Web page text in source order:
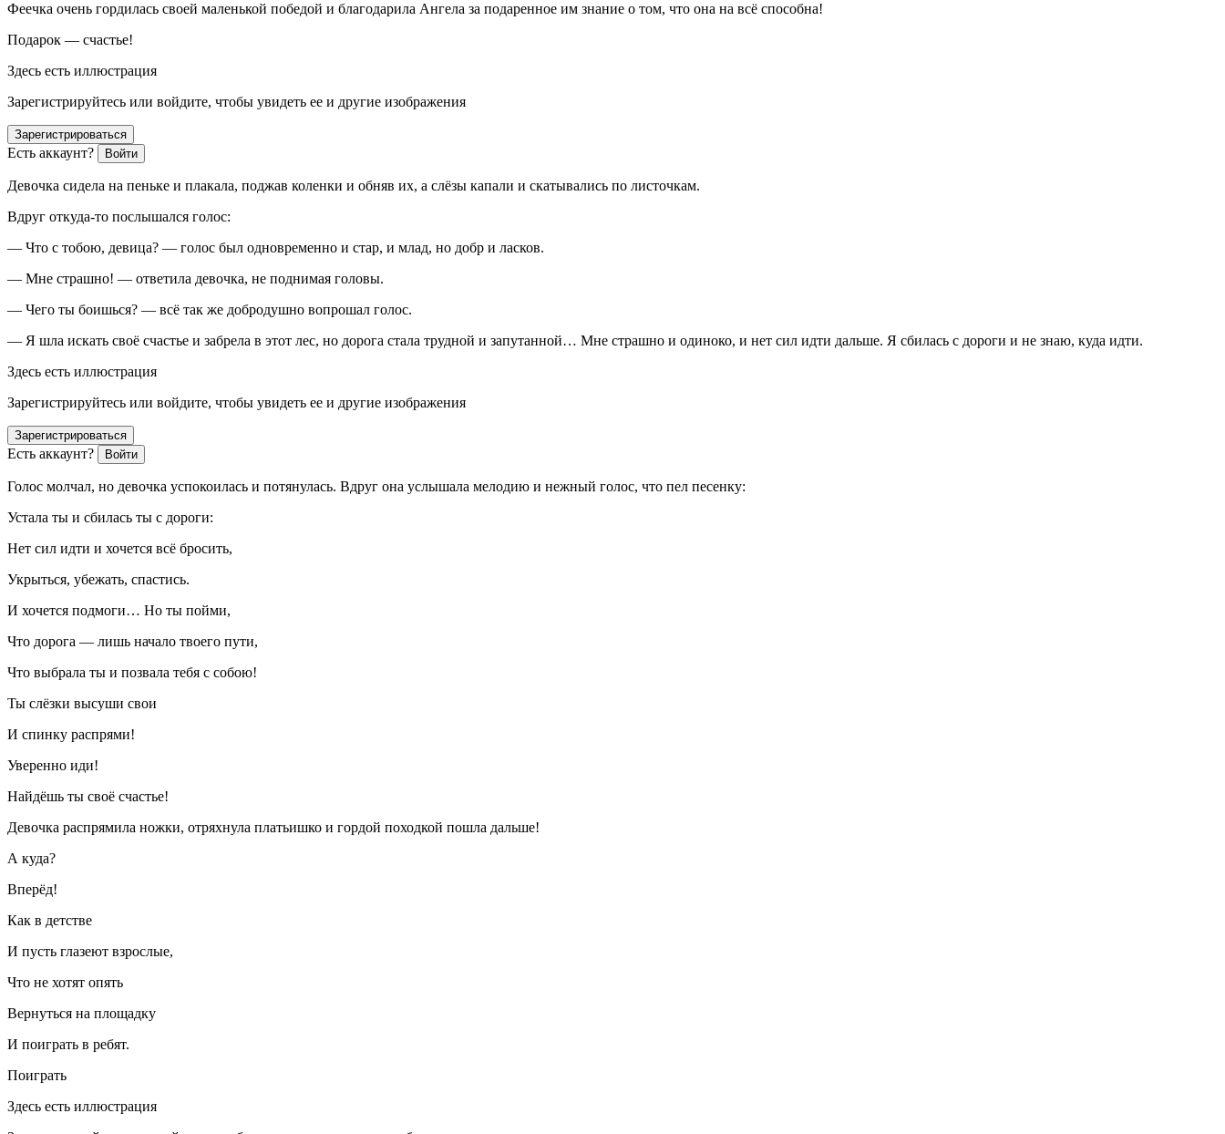
Феечка очень гордилась своей маленькой победой и благодарила Ангела за подаренное им знание о том, что она на всё способна!
Подарок — счастье!
Здесь есть иллюстрация
Зарегистрируйтесь или войдите, чтобы увидеть ее и другие изображения
Зарегистрироваться
Есть аккаунт? Войти
Девочка сидела на пеньке и плакала, поджав коленки и обняв их, а слёзы капали и скатывались по листочкам.
Вдруг откуда-то послышался голос:
— Что с тобою, девица? — голос был одновременно и стар, и млад, но добр и ласков.
— Мне страшно! — ответила девочка, не поднимая головы.
— Чего ты боишься? — всё так же добродушно вопрошал голос.
— Я шла искать своё счастье и забрела в этот лес, но дорога стала трудной и запутанной… Мне страшно и одиноко, и нет сил идти дальше. Я сбилась с дороги и не знаю, куда идти.
Здесь есть иллюстрация
Зарегистрируйтесь или войдите, чтобы увидеть ее и другие изображения
Зарегистрироваться
Есть аккаунт? Войти
Голос молчал, но девочка успокоилась и потянулась. Вдруг она услышала мелодию и нежный голос, что пел песенку:
Устала ты и сбилась ты с дороги:
Нет сил идти и хочется всё бросить,
Укрыться, убежать, спастись.
И хочется подмоги… Но ты пойми,
Что дорога — лишь начало твоего пути,
Что выбрала ты и позвала тебя с собою!
Ты слёзки высуши свои
И спинку распрями!
Уверенно иди!
Найдёшь ты своё счастье!
Девочка распрямила ножки, отряхнула платьишко и гордой походкой пошла дальше!
А куда?
Вперёд!
Как в детстве
И пусть глазеют взрослые,
Что не хотят опять
Вернуться на площадку
И поиграть в ребят.
Поиграть
Здесь есть иллюстрация